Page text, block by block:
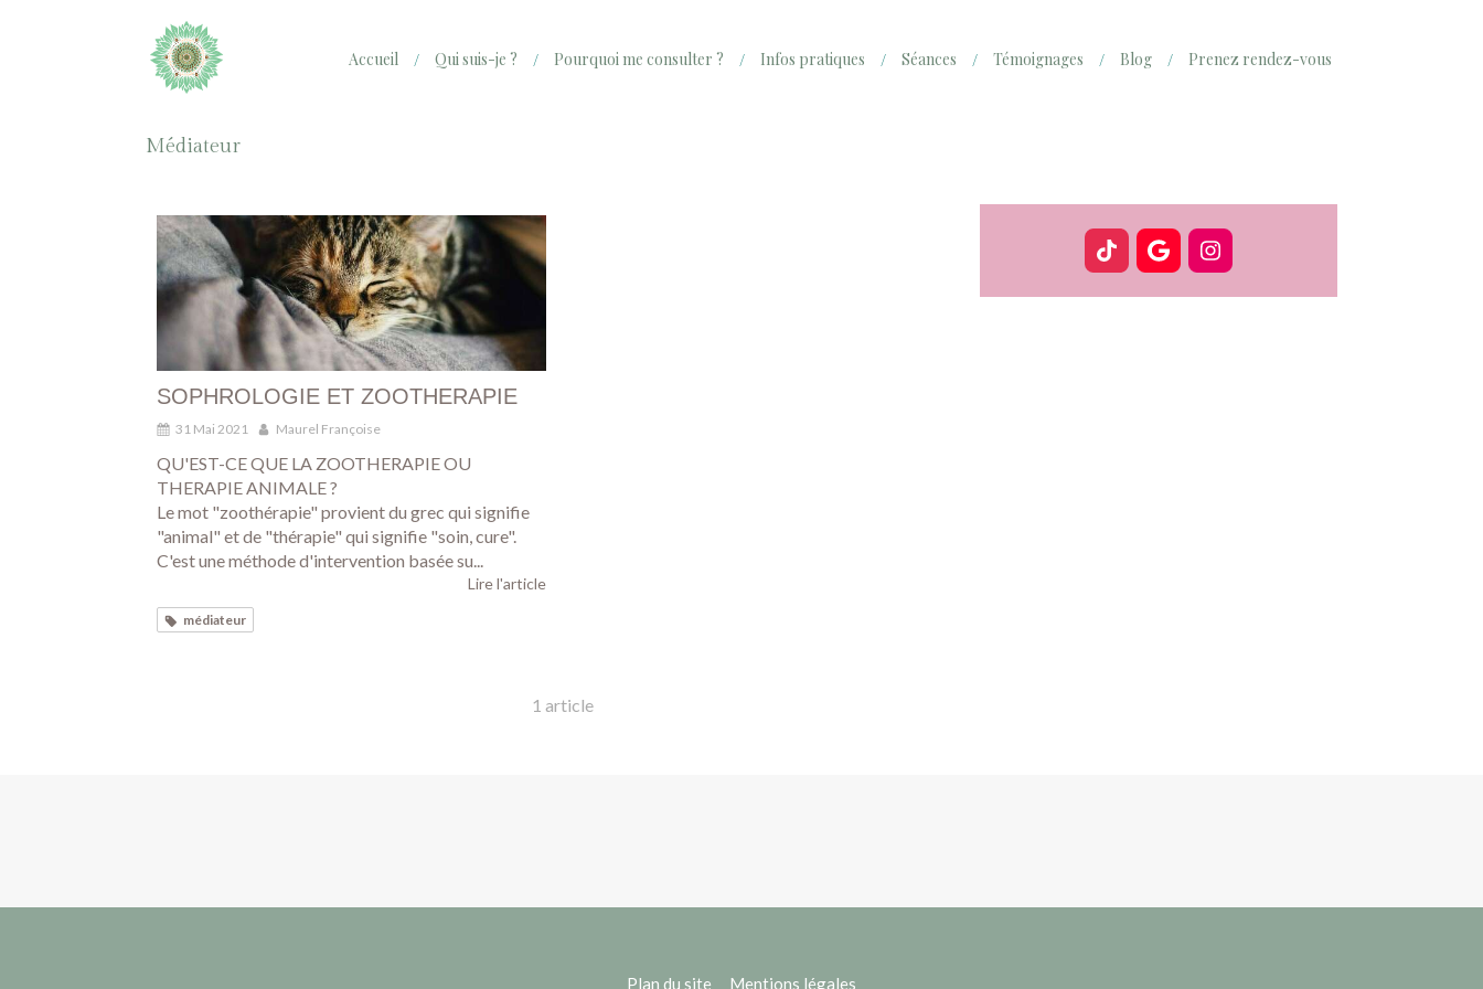
Accueil Qui suis-je ? Pourquoi me consulter ? Infos pratiques Séances Témoignages Blog Prenez rendez-vous
Médiateur
SOPHROLOGIE ET ZOOTHERAPIE
31 Mai 2021 Maurel Françoise
QU'EST-CE QUE LA ZOOTHERAPIE OU
THERAPIE ANIMALE ?
Le mot "zoothérapie" provient du grec qui signifie
"animal" et de "thérapie" qui signifie "soin, cure".
C'est une méthode d'intervention basée su...
Lire l'article
médiateur
1 article
Plan du site Mentions légales